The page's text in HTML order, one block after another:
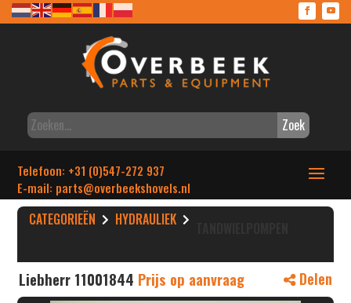
Zoek
Telefoon: +31 (0)547-272 937
E-mail: parts@overbeekshovels.nl
CATEGORIEËN HYDRAULIEK
Liebherr 11001844 Prijs op aanvraag Delen